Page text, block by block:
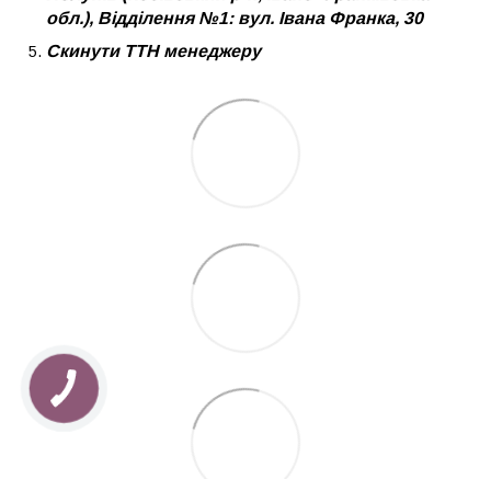
обл.), Відділення №1: вул. Івана Франка, 30
Скинути ТТН менеджеру